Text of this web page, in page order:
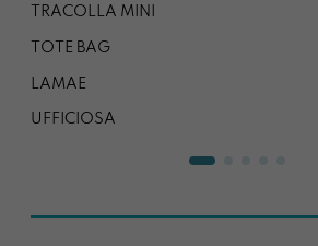
TRACOLLA MINI
TOTE BAG
LAMAE
UFFICIOSA